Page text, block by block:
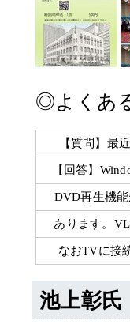
◎よくあ
【質問】最
【回答】
DVD再生機
あります。
なおTVに接
池上彰